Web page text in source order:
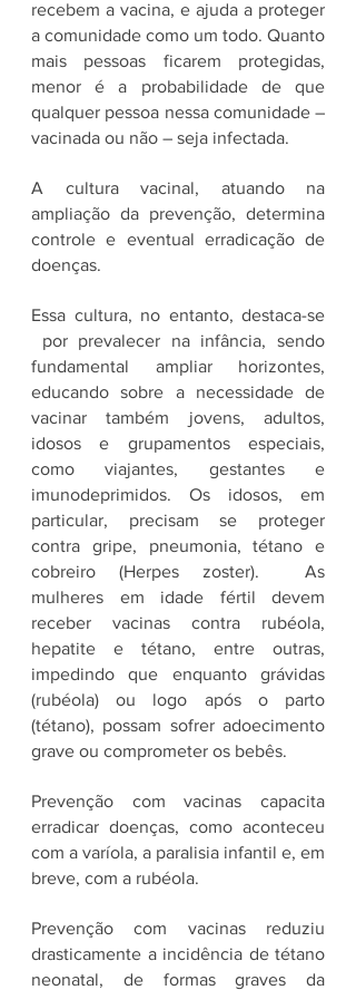
recebem a vacina, e ajuda a proteger
a comunidade como um todo. Quanto
mais pessoas ficarem protegidas,
menor é a probabilidade de que
qualquer pessoa nessa comunidade –
vacinada ou não – seja infectada.
A cultura vacinal, atuando na
ampliação da prevenção, determina
controle e eventual erradicação de
doenças.
Essa cultura, no entanto, destaca-se
por prevalecer na infância, sendo
fundamental ampliar horizontes,
educando sobre a necessidade de
vacinar também jovens, adultos,
idosos e grupamentos especiais,
como viajantes, gestantes e
imunodeprimidos. Os idosos, em
particular, precisam se proteger
contra gripe, pneumonia, tétano e
cobreiro (Herpes zoster).  As
mulheres em idade fértil devem
receber vacinas contra rubéola,
hepatite e tétano, entre outras,
impedindo que enquanto grávidas
(rubéola) ou logo após o parto
(tétano), possam sofrer adoecimento
grave ou comprometer os bebês.
Prevenção com vacinas capacita
erradicar doenças, como aconteceu
com a varíola, a paralisia infantil e, em
breve, com a rubéola.
Prevenção com vacinas reduziu
drasticamente a incidência de tétano
neonatal, de formas graves da